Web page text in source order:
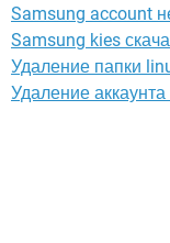
Samsung account
Samsung kies
Удаление папки
Удаление